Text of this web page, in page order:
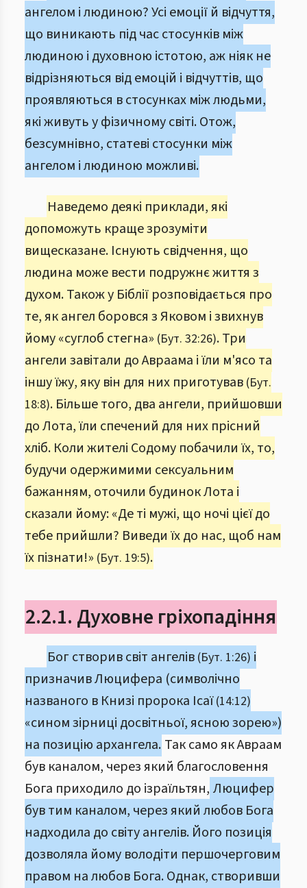
ангелом і людиною? Усі емоції й відчуття,
що виникають під час стосунків між
людиною і духовною істотою, аж ніяк не
відрізняються від емоцій і відчуттів, що
проявляються в стосунках між людьми,
які живуть у фізичному світі. Отож,
безсумнівно, статеві стосунки між
ангелом і людиною можливі.
Наведемо деякі приклади, які
допоможуть краще зрозуміти
вищесказане. Існують свідчення, що
людина може вести подружнє життя з
духом. Також у Біблії розповідається про
те, як ангел боровся з Яковом і звихнув
йому «суглоб стегна» (Бут. 32:26). Три
ангели завітали до Авраама і їли м'ясо та
іншу їжу, яку він для них приготував (Бут.
18:8). Більше того, два ангели, прийшовши
до Лота, їли спечений для них прісний
хліб. Коли жителі Содому побачили їх, то,
будучи одержимими сексуальним
бажанням, оточили будинок Лота і
сказали йому: «Де ті мужі, що ночі цієї до
тебе прийшли? Виведи їх до нас, щоб нам
їх пізнати!» (Бут. 19:5).
2.2.1. Духовне гріхопадіння
Бог створив світ ангелів (Бут. 1:26) і
призначив Люцифера (символічно
названого в Книзі пророка Ісаї(14:12)
«сином зірниці досвітньої, ясною зорею»)
на позицію архангела. Так само як Авраам
був каналом, через який благословення
Бога приходило до ізраїльтян, Люцифер
був тим каналом, через який любов Бога
надходила до світу ангелів. Його позиція
дозволяла йому володіти першочерговим
правом на любов Бога. Однак, створивши